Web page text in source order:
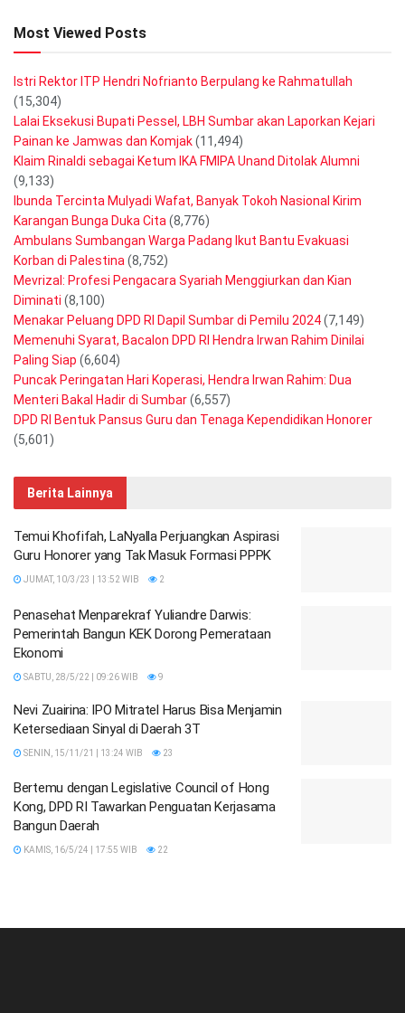
Most Viewed Posts
Istri Rektor ITP Hendri Nofrianto Berpulang ke Rahmatullah
(15,304)
Lalai Eksekusi Bupati Pessel, LBH Sumbar akan Laporkan Kejari
Painan ke Jamwas dan Komjak(11,494)
Klaim Rinaldi sebagai Ketum IKA FMIPA Unand Ditolak Alumni
(9,133)
Ibunda Tercinta Mulyadi Wafat, Banyak Tokoh Nasional Kirim
Karangan Bunga Duka Cita(8,776)
Ambulans Sumbangan Warga Padang Ikut Bantu Evakuasi
Korban di Palestina(8,752)
Mevrizal: Profesi Pengacara Syariah Menggiurkan dan Kian
Diminati (8,100)
Menakar Peluang DPD RI Dapil Sumbar di Pemilu 2024(7,149)
Memenuhi Syarat, Bacalon DPD RI Hendra Irwan Rahim Dinilai
Paling Siap (6,604)
Puncak Peringatan Hari Koperasi, Hendra Irwan Rahim: Dua
Menteri Bakal Hadir di Sumbar(6,557)
DPD RI Bentuk Pansus Guru dan Tenaga Kependidikan Honorer
(5,601)
Berita Lainnya
Temui Khofifah, LaNyalla Perjuangkan Aspirasi
Guru Honorer yang Tak Masuk Formasi PPPK
JUMAT, 10/3/23 | 13:52 WIB 2
Penasehat Menparekraf Yuliandre Darwis:
Pemerintah Bangun KEK Dorong Pemerataan
Ekonomi
SABTU, 28/5/22 | 09:26 WIB 9
Nevi Zuairina: IPO Mitratel Harus Bisa Menjamin
Ketersediaan Sinyal di Daerah 3T
SENIN, 15/11/21 | 13:24 WIB 23
Bertemu dengan Legislative Council of Hong
Kong, DPD RI Tawarkan Penguatan Kerjasama
Bangun Daerah
KAMIS, 16/5/24 | 17:55 WIB 22